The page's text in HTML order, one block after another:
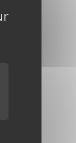
la
et
les